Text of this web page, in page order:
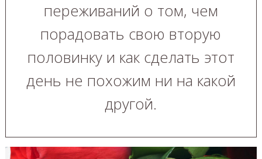
переживаний о том, чем
порадовать свою вторую
половинку и как сделать этот
день не похожим ни на какой
другой.